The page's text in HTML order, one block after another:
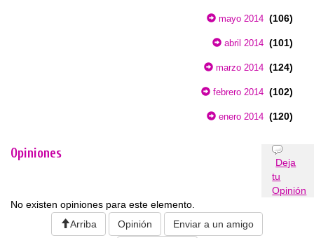
mayo 2014 (106)
abril 2014 (101)
marzo 2014 (124)
febrero 2014 (102)
enero 2014 (120)
Opiniones
Deja
tu
Opinión
No existen opiniones para este elemento.
Arriba
Opinión Enviar a un amigo